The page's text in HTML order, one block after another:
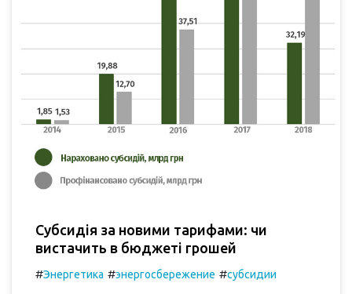
Субсидія за новими тарифами: чи
вистачить в бюджеті грошей
#Энергетика #энергосбережение #субсидии